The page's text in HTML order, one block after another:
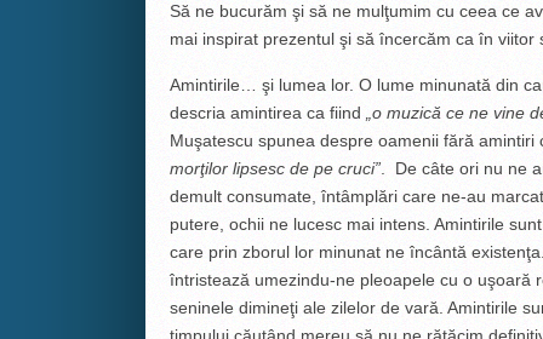
Să ne bucurăm şi să ne mulţumim cu ceea ce
mai inspirat prezentul şi să încercăm ca în viitor
Amintirile… şi lumea lor. O lume minunată din
descria amintirea ca fiind
„o muzică ce ne vine
Muşatescu spunea despre oamenii fără
morţilor lipsesc de pe cruci”. De câte ori nu ne
demult consumate, întâmplări care ne-au
putere, ochii ne lucesc mai intens. Amintirile
care prin zborul lor minunat ne încântă
întristează umezindu-ne pleoapele cu o uşoară
seninele dimineţi ale zilelor de vară. Amintirile